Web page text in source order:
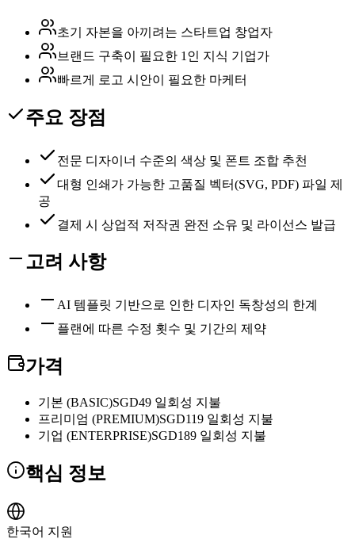
초기 자본을 아끼려는 스타트업 창업자
브랜드 구축이 필요한 1인 지식 기업가
빠르게 로고 시안이 필요한 마케터
주요 장점
전문 디자이너 수준의 색상 및 폰트 조합 추천
대형 인쇄가 가능한 고품질 벡터(SVG, PDF) 파일 제
공
결제 시 상업적 저작권 완전 소유 및 라이선스 발급
고려 사항
AI 템플릿 기반으로 인한 디자인 독창성의 한계
플랜에 따른 수정 횟수 및 기간의 제약
가격
기본 (BASIC)SGD49 일회성 지불
프리미엄 (PREMIUM)SGD119 일회성 지불
기업 (ENTERPRISE)SGD189 일회성 지불
핵심 정보
한국어 지원